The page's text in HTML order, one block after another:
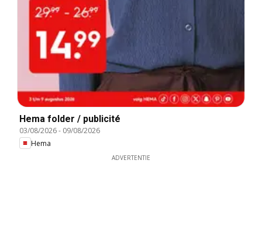
Hema folder / publicité
03/08/2026- 09/08/2026
Hema
ADVERTENTIE